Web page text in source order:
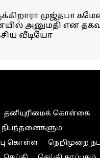
முஜ்தபா
அனுமதி என
வீடியோ
தனியுரிமைக் கொள்கை
நிபந்தனைகளும்
கொள்ள
நெறிமுறை